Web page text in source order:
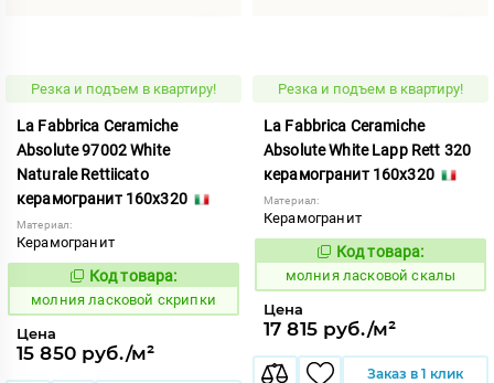
Резка и подъем в квартиру!
La Fabbrica Ceramiche
Absolute 97002 White
Naturale Rettiicato
керамогранит 160x320
Материал:
Керамогранит
1005342
Код товара:
молния ласковой скрипки
Цена
15 850 руб./м²
Резка и подъем в квартиру!
La Fabbrica Ceramiche
Absolute White Lapp Rett 320
керамогранит 160x320
Материал:
Керамогранит
1005341
Код товара:
молния ласковой скалы
Цена
17 815 руб./м²
Заказ в 1 клик